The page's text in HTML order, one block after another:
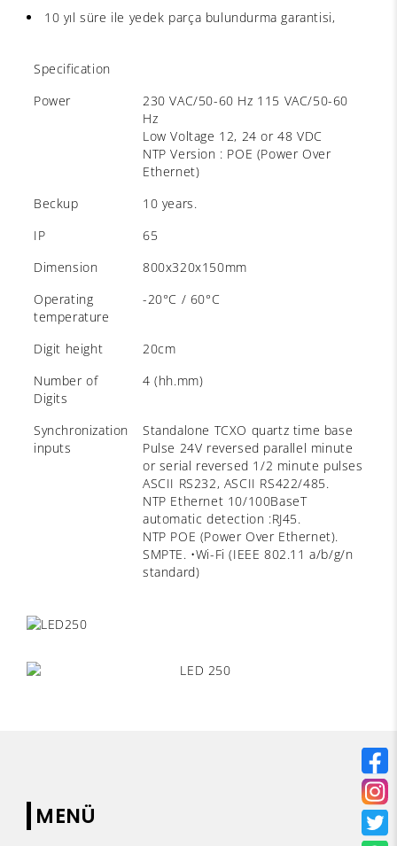
10 yıl süre ile yedek parça bulundurma garantisi,
Specification
Power
230 VAC/50-60 Hz 115 VAC/50-60
Hz
Low Voltage 12, 24 or 48 VDC
NTP Version : POE (Power Over
Ethernet)
Beckup
10 years.
IP
65
Dimension
800x320x150mm
Operating
temperature
-20°C / 60°C
Digit height
20cm
Number of
Digits
4 (hh.mm)
Synchronization
inputs
Standalone TCXO quartz time base
Pulse 24V reversed parallel minute
or serial reversed 1/2 minute pulses
ASCII RS232, ASCII RS422/485.
NTP Ethernet 10/100BaseT
automatic detection :RJ45.
NTP POE (Power Over Ethernet).
SMPTE. •Wi-Fi (IEEE 802.11 a/b/g/n
standard)
MENÜ